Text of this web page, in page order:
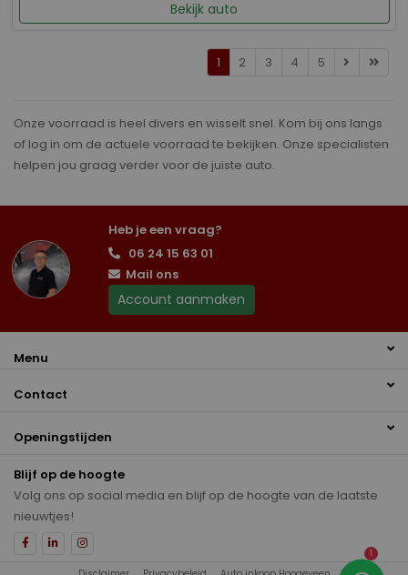
Bekijk auto
1 2 3 4 5
Onze voorraad is heel divers en wisselt snel. Kom bij ons langs
of log in om de actuele voorraad te bekijken. Onze specialisten
helpen jou graag verder voor de juiste auto.
Heb je een vraag?
06 24 15 63 01
Mail ons
Account aanmaken
Menu
Contact
Openingstijden
Blijf op de hoogte
Volg ons op social media en blijf op de hoogte van de laatste
nieuwtjes!
1